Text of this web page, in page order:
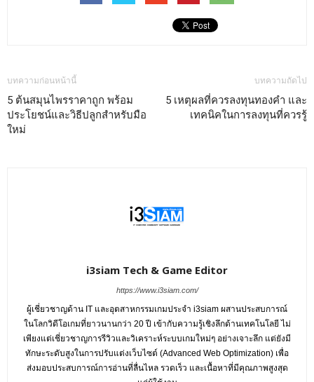
บทความก่อนหน้านี้
5 ต้นสมุนไพรราคาถูก พร้อม
ประโยชน์และวิธีปลูกสำหรับมือ
ใหม่
บทความถัดไป
5 เหตุผลที่ควรลงทุนทองคำ และ
เทคนิคในการลงทุนที่ควรรู้
i3siam Tech & Game Editor
https://www.i3siam.com/
ผู้เชี่ยวชาญด้าน IT และอุตสาหกรรมเกมประจำ i3siam ผสานประสบการณ์
ในโลกวิดีโอเกมที่ยาวนานกว่า 20 ปี เข้ากับความรู้เชิงลึกด้านเทคโนโลยี ไม่
เพียงแต่เชี่ยวชาญการรีวิวและวิเคราะห์ระบบเกมใหม่ๆ อย่างเจาะลึก แต่ยังมี
ทักษะระดับสูงในการปรับแต่งเว็บไซต์ (Advanced Web Optimization) เพื่อ
ส่งมอบประสบการณ์การอ่านที่ลื่นไหล รวดเร็ว และเนื้อหาที่มีคุณภาพสูงสุด